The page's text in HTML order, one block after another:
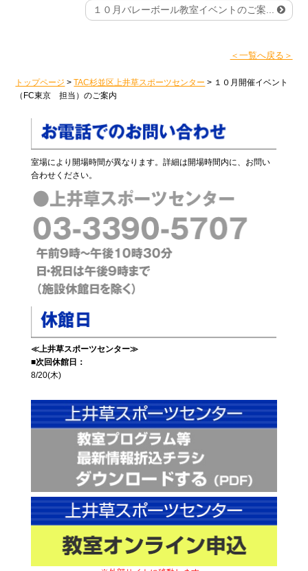
１０月バレーボール教室イベントのご案...
＜一覧へ戻る＞
トップページ >TAC杉並区上井草スポーツセンター > １０月開催イベント
（FC東京 担当）のご案内
室場により開場時間が異なります。詳細は開場時間内に、お問い
合わせください。
≪上井草スポーツセンター≫
■次回休館日：
8/20(木)